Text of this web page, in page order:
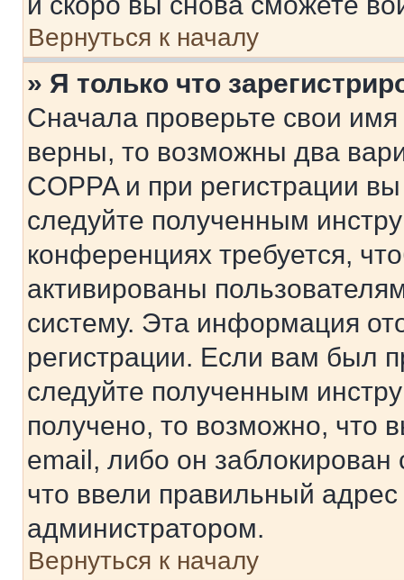
Вернуться к началу
» Я только что
Сначала проверьте свои
верны, то возможны два
COPPA и при регистрации
следуйте полученным
конференциях требуется,
активированы
систему. Эта информация
регистрации. Если вам был
следуйте полученным
получено, то возможно, что
email, либо он
что ввели правильный адрес
администратором.
Вернуться к началу